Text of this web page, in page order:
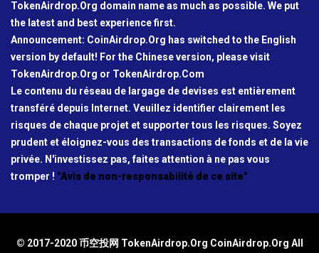
TokenAirdrop.Org domain name as much as possible. We put
the latest and best experience first.
Announcement: CoinAirdrop.Org has switched to the English
version by default! For the Chinese version, please visit
TokenAirdrop.Org or TokenAirdrop.Com
Le contenu du réseau de largage de devises est entièrement
transféré depuis Internet. Veuillez identifier clairement les
risques de chaque projet et supporter tous les risques. Soyez
prudent et éloignez-vous des transactions de fonds et de la vie
privée. N'investissez pas, faites attention à ne pas vous
tromper ! "Avis de non-responsabilité de ce site"
© 2017-2020 币空投网 TokenAirdrop.Org CoinAirdrop.Org All